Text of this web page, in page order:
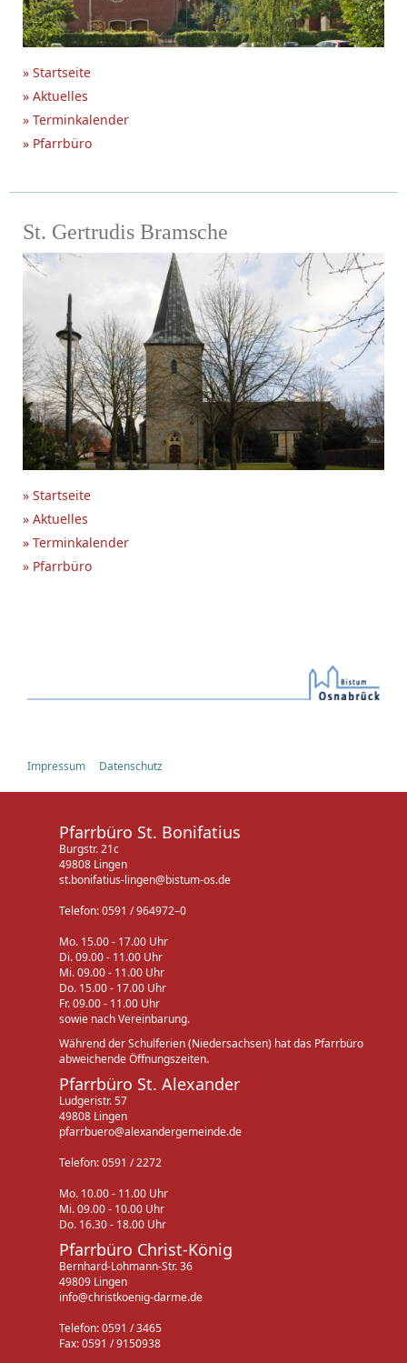
» Startseite
» Aktuelles
» Terminkalender
» Pfarrbüro
St. Gertrudis Bramsche
» Startseite
» Aktuelles
» Terminkalender
» Pfarrbüro
Impressum Datenschutz
Pfarrbüro St. Bonifatius
Burgstr. 21c
49808 Lingen
st.bonifatius-lingen@bistum-os.de
Telefon: 0591 / 964972–0
Mo. 15.00 - 17.00 Uhr
Di. 09.00 - 11.00 Uhr
Mi. 09.00 - 11.00 Uhr
Do. 15.00 - 17.00 Uhr
Fr. 09.00 - 11.00 Uhr
sowie nach Vereinbarung.
Während der Schulferien (Niedersachsen) hat das Pfarrbüro
abweichende Öffnungszeiten.
Pfarrbüro St. Alexander
Ludgeristr. 57
49808 Lingen
pfarrbuero@alexandergemeinde.de
Telefon: 0591 / 2272
Mo. 10.00 - 11.00 Uhr
Mi. 09.00 - 10.00 Uhr
Do. 16.30 - 18.00 Uhr
Pfarrbüro Christ-König
Bernhard-Lohmann-Str. 36
49809 Lingen
info@christkoenig-darme.de
Telefon: 0591 / 3465
Fax: 0591 / 9150938